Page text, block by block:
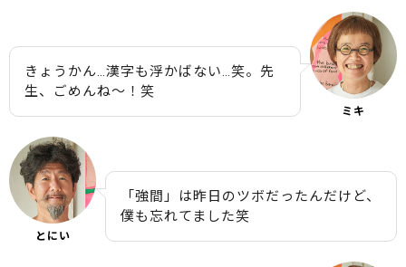
きょうかん…漢字も浮かばない…笑。先
生、ごめんね〜！笑
ミキ
とにい
「強間」は昨日のツボだったんだけど、
僕も忘れてました笑